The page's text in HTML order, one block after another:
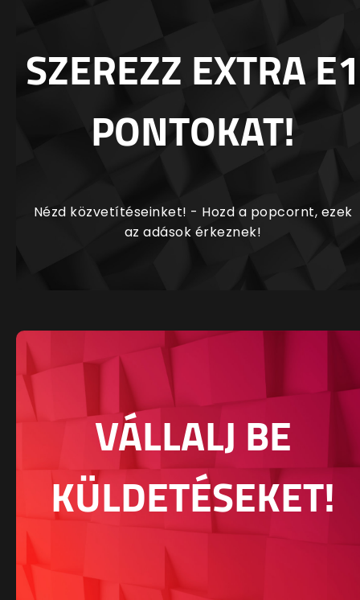
SZEREZZ EXTRA E1
PONTOKAT!
Nézd közvetítéseinket! - Hozd a popcornt, ezek
az adások érkeznek!
VÁLLALJ BE
KÜLDETÉSEKET!